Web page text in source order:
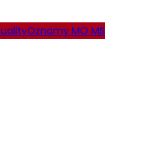
Oznamy MO MS